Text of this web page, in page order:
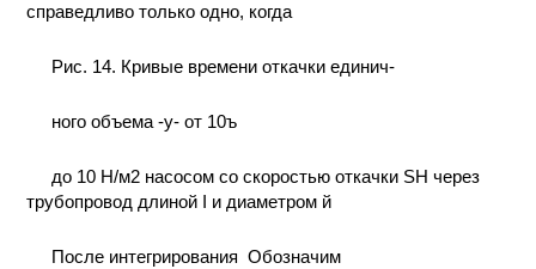
справедливо только одно, когда
Рис. 14. Кривые времени откачки единич-
ного объема -у- от 10ъ
до 10 Н/м2 насосом со скоростью откачки SH через
трубопровод длиной I и диаметром й
После интегрирования Обозначим